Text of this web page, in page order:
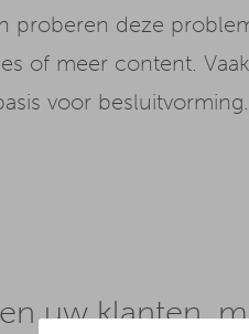
proberen deze
of meer content.
voor
uw klanten,